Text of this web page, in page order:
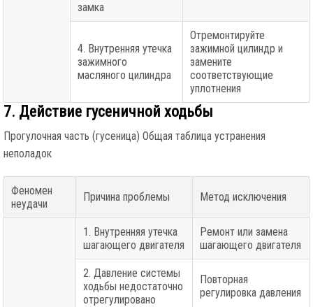
замка
4. Внутренняя утечка
зажимного
масляного цилиндра
Отремонтируйте
зажимной цилиндр и
замените
соответствующие
уплотнения
7. Действие гусеничной ходьбы
Прогулочная часть (гусеница) Общая таблица устранения
неполадок
Феномен
неудачи
Причина проблемы Метод исключения
1. Внутренняя утечка
шагающего двигателя
Ремонт или замена
шагающего двигателя
2. Давление системы
ходьбы недостаточно
отрегулировано
Повторная
регулировка давления